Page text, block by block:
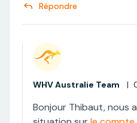
Répondre
WHV Australie Team |
Bonjour Thibaut, nous